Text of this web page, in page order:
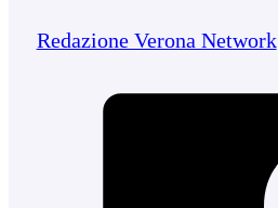
Redazione Verona Network